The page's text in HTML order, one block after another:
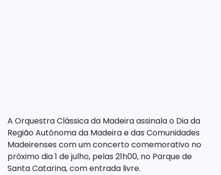
A Orquestra Clássica da Madeira assinala o Dia da
Região Autónoma da Madeira e das Comunidades
Madeirenses com um concerto comemorativo no
próximo dia 1 de julho, pelas 21h00, no Parque de
Santa Catarina, com entrada livre.